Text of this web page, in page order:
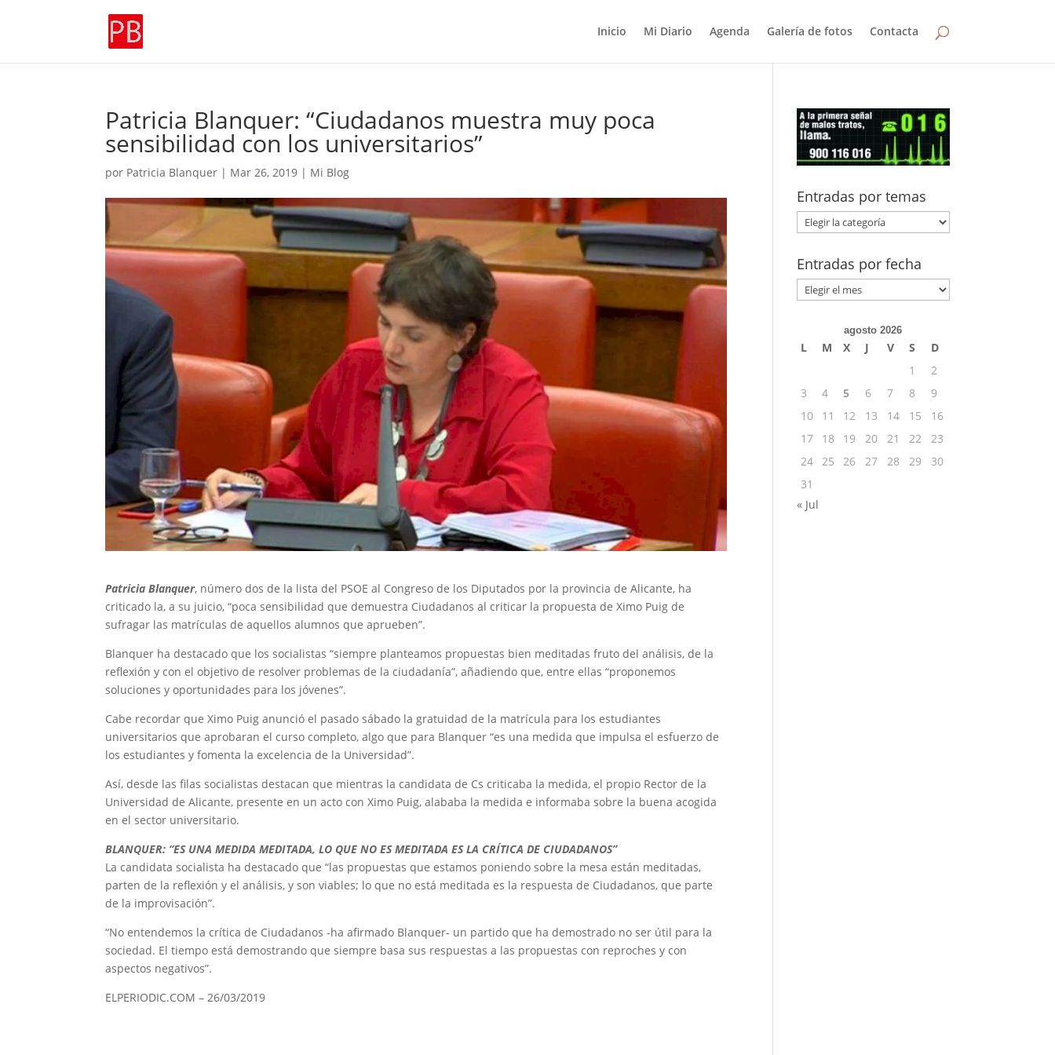
Inicio Mi Diario Agenda Galería de fotos Contacta
Patricia Blanquer: “Ciudadanos muestra muy poca
sensibilidad con los universitarios”
por Patricia Blanquer | Mar 26, 2019 | Mi Blog
Patricia Blanquer, número dos de la lista del PSOE al Congreso de los Diputados por la provincia de Alicante, ha
criticado la, a su juicio, “poca sensibilidad que demuestra Ciudadanos al criticar la propuesta de Ximo Puig de
sufragar las matrículas de aquellos alumnos que aprueben”.
Blanquer ha destacado que los socialistas “siempre planteamos propuestas bien meditadas fruto del análisis, de la
reflexión y con el objetivo de resolver problemas de la ciudadanía”, añadiendo que, entre ellas “proponemos
soluciones y oportunidades para los jóvenes”.
Cabe recordar que Ximo Puig anunció el pasado sábado la gratuidad de la matrícula para los estudiantes
universitarios que aprobaran el curso completo, algo que para Blanquer “es una medida que impulsa el esfuerzo de
los estudiantes y fomenta la excelencia de la Universidad”.
Así, desde las filas socialistas destacan que mientras la candidata de Cs criticaba la medida, el propio Rector de la
Universidad de Alicante, presente en un acto con Ximo Puig, alababa la medida e informaba sobre la buena acogida
en el sector universitario.
BLANQUER: “ES UNA MEDIDA MEDITADA, LO QUE NO ES MEDITADA ES LA CRÍTICA DE CIUDADANOS”
La candidata socialista ha destacado que “las propuestas que estamos poniendo sobre la mesa están meditadas,
parten de la reflexión y el análisis, y son viables; lo que no está meditada es la respuesta de Ciudadanos, que parte
de la improvisación”.
“No entendemos la crítica de Ciudadanos -ha afirmado Blanquer- un partido que ha demostrado no ser útil para la
sociedad. El tiempo está demostrando que siempre basa sus respuestas a las propuestas con reproches y con
aspectos negativos”.
ELPERIODIC.COM – 26/03/2019
Entradas por temas
Entradas
por
temas
Entradas por fecha
Entradas
por
agosto 2026
L M X J V S
D
1
2
3
4 5 6 7 8
9
10
11 12 13 14 15
16
17
18 19 20 21 22
23
24 25 26 27 28 29
30
31
« Jul